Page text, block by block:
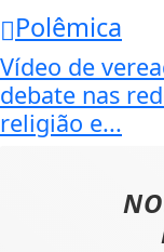
Polêmica
Vídeo de
debate nas
religião e...